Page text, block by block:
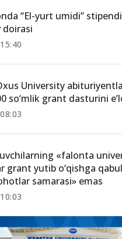
“El-yurt umidi”
doirasi
University
so‘mlik grant dasturini
«falonta
grant yutib o‘qishga
samarasi» emas